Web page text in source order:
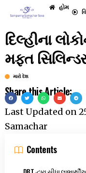
હોમ
દિલ્હીના
મફત
મારો દેશ
Share this Article:
Last Updated on
Samachar
Contents